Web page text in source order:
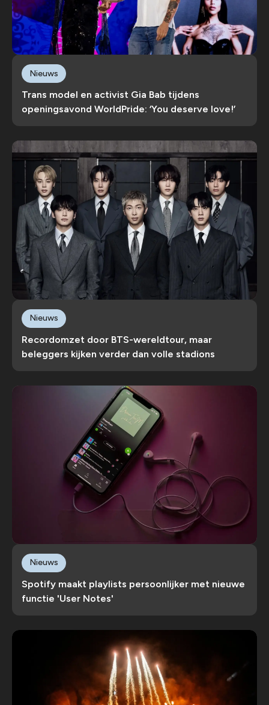
Trans model en activist Gia Bab tijdens
openingsavond WorldPride: ‘You deserve love!’
Nieuws
Recordomzet door BTS-wereldtour, maar
beleggers kijken verder dan volle stadions
Nieuws
Spotify maakt playlists persoonlijker met nieuwe
functie 'User Notes'
Nieuws